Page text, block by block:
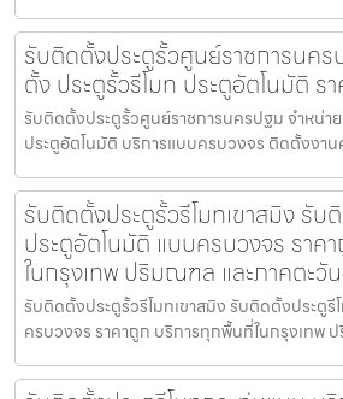
รับติดตั้งประตูรั้วศูนย์ราชการนค
ตั้ง ประตูรั้วรีโมท ประตูอัตโนมัติ ร
รับติดตั้งประตูรั้วศูนย์ราชการนครปฐม จำหน่า
ประตูอัตโนมัติ บริการแบบครบวงจร ติดตั้งงา
รับติดตั้งประตูรั้วรีโมทเขาสมิง รับ
ประตูอัตโนมัติ แบบครบวงจร รา
ในกรุงเทพ ปริมณฑล และภาคตะวั
รับติดตั้งประตูรั้วรีโมทเขาสมิง รับติดตั้งประตู
ครบวงจร ราคาถูก บริการทุกพื้นที่ในกรุงเทพ